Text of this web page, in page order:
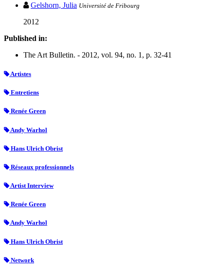
Gelshorn, Julia Université de Fribourg
2012
Published in:
The Art Bulletin. - 2012, vol. 94, no. 1, p. 32-41
Artistes
Entretiens
Renée Green
Andy Warhol
Hans Ulrich Obrist
Réseaux professionnels
Artist Interview
Renée Green
Andy Warhol
Hans Ulrich Obrist
Network